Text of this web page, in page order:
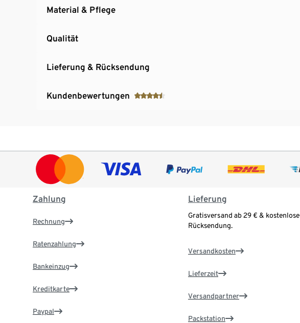
Material & Pflege
Qualität
Lieferung & Rücksendung
Kundenbewertungen
Zahlung
Rechnung
Ratenzahlung
Bankeinzug
Kreditkarte
Paypal
Lieferung
Gratisversand ab 29 € & kostenlose
Rücksendung.
Versandkosten
Lieferzeit
Versandpartner
Packstation